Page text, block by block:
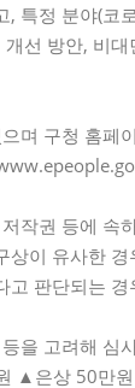
, 특정 분야(코
선 방안, 비
며 구청 홈
작권 등에 속
상이 유사한 경
고 판단되는 경
을 고려해 심
▲은상 50만